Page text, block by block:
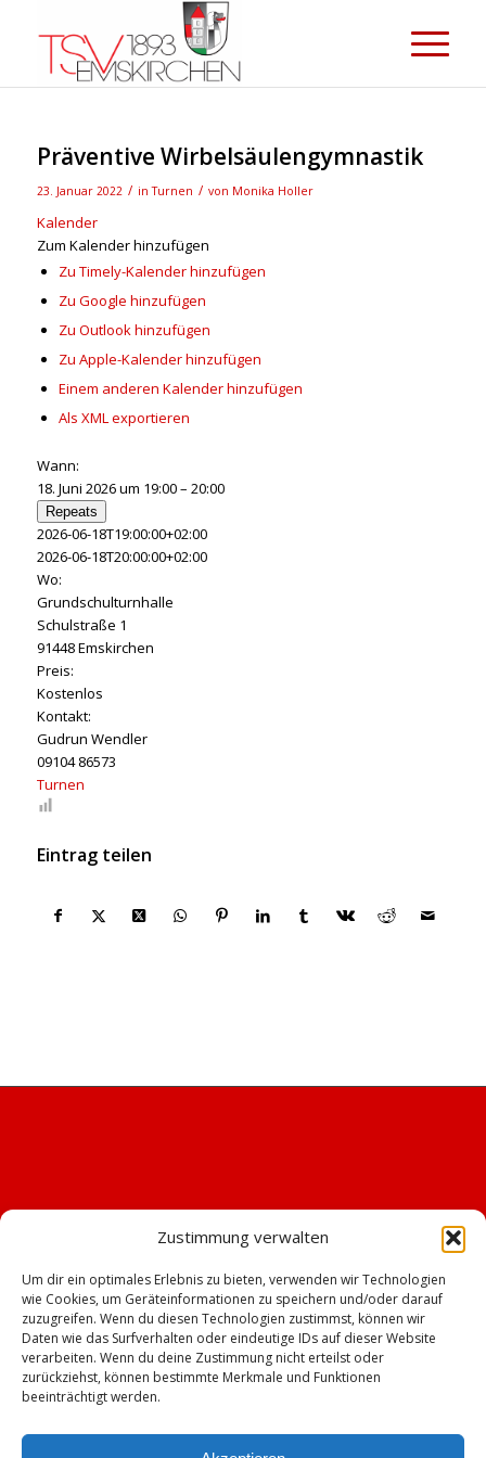
Zustimmung verwalten
Um dir ein optimales Erlebnis zu bieten, verwenden wir Technologien
wie Cookies, um Geräteinformationen zu speichern und/oder darauf
zuzugreifen. Wenn du diesen Technologien zustimmst, können wir
Daten wie das Surfverhalten oder eindeutige IDs auf dieser Website
verarbeiten. Wenn du deine Zustimmung nicht erteilst oder
zurückziehst, können bestimmte Merkmale und Funktionen
beeinträchtigt werden.
Präventive Wirbelsäulengymnastik
23. Januar 2022 / inTurnen / von Monika Holler
Kalender
Zum Kalender hinzufügen
Zu Timely-Kalender hinzufügen
Zu Google hinzufügen
Zu Outlook hinzufügen
Zu Apple-Kalender hinzufügen
Einem anderen Kalender hinzufügen
Als XML exportieren
Wann:
18. Juni 2026 um 19:00 – 20:00
Repeats
2026-06-18T19:00:00+02:00
2026-06-18T20:00:00+02:00
Wo:
Grundschulturnhalle
Schulstraße 1
91448 Emskirchen
Preis:
Kostenlos
Kontakt:
Gudrun Wendler
09104 86573
Turnen
Eintrag teilen